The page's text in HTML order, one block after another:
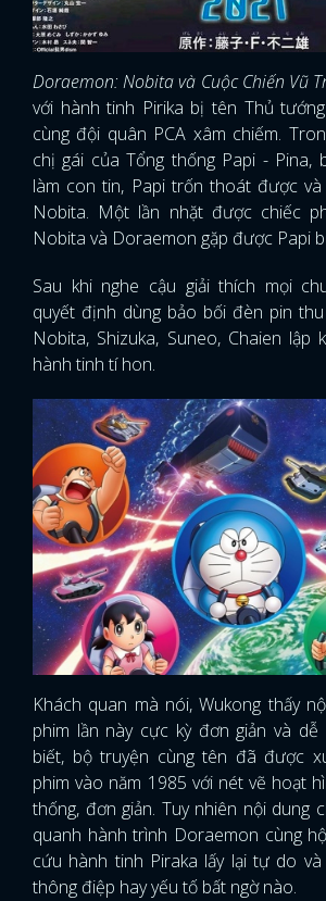
Doraemon: Nobita và Cuộc Chiến Vũ
với hành tinh Pirika bị tên Thủ
cùng đội quân PCA xâm chiếm.
chị gái của Tổng thống Papi - Pina,
làm con tin, Papi trốn thoát được
Nobita. Một lần nhặt được chiếc
Nobita và Doraemon gặp được Papi
Sau khi nghe cậu giải thích mọi
quyết định dùng bảo bối đèn pin
Nobita, Shizuka, Suneo, Chaien lập
hành tinh tí hon.
Khách quan mà nói, Wukong thấy
phim lần này cực kỳ đơn giản và dễ
biết, bộ truyện cùng tên đã được
phim vào năm 1985 với nét vẽ hoạt
thống, đơn giản. Tuy nhiên nội dung
quanh hành trình Doraemon cùng
cứu hành tinh Piraka lấy lại tự do
thông điệp hay yếu tố bất ngờ nào.